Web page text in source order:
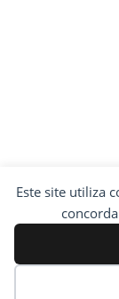
Este site utiliza